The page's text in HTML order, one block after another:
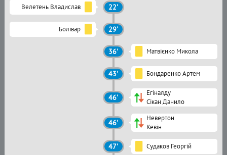
Велетень Владислав 22'
Болівар 29'
36' Матвієнко Микола
43' Бондаренко Артем
46'
Егіналду
Сікан Данило
46'
Невертон
Кевін
47' Судаков Георгій